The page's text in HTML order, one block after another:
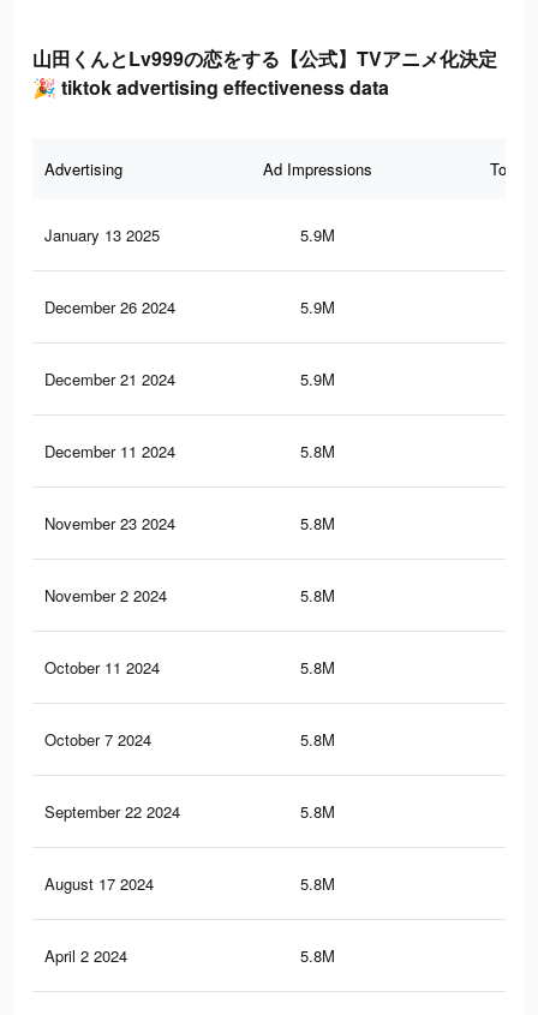
山田くんとLv999の恋をする【公式】TVアニメ化決定
🎉 tiktok advertising effectiveness data
Advertising Ad Impressions Total
January 13 2025 5.9M
December 26 2024 5.9M
December 21 2024 5.9M
December 11 2024 5.8M
November 23 2024 5.8M
November 2 2024 5.8M
October 11 2024 5.8M
October 7 2024 5.8M
September 22 2024 5.8M
August 17 2024 5.8M
April 2 2024 5.8M